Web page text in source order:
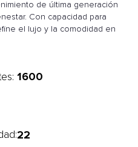
de última generación
Con capacidad para
el lujo y la comodidad en
1600
22